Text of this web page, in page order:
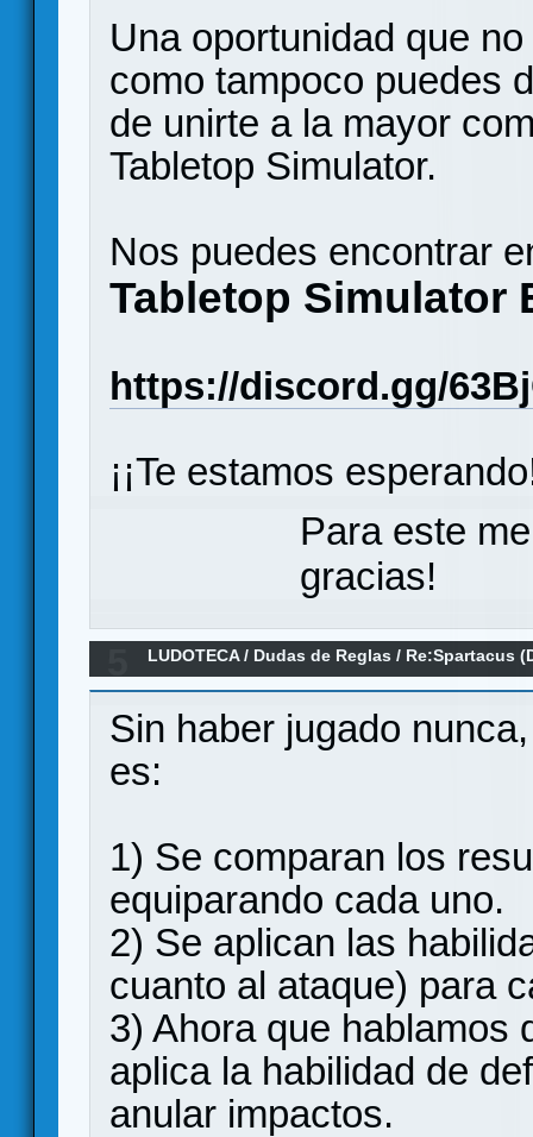
Una oportunidad que
como tampoco puedes
de unirte a la mayor
Tabletop Simulator.
Nos puedes encontrar
Tabletop Simulator
https://discord.gg/
¡¡Te estamos
Para este
gracias!
LUDOTECA/ Dudas de Reglas / Re:Spartacus
Sin haber jugado
es:
1) Se comparan los
equiparando cada uno.
2) Se aplican las
cuanto al ataque) para
3) Ahora que hablamos
aplica la habilidad de
anular impactos.